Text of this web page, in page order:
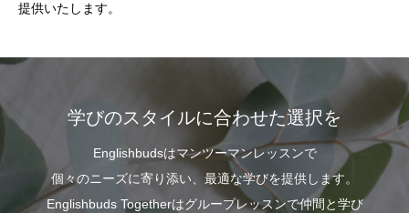
提供いたします。
学びのスタイルに合わせた選択を
Englishbudsはマンツーマンレッスンで
個々のニーズに寄り添い、最適な学びを提供します。
Englishbuds Togetherはグループレッスンで仲間と学び